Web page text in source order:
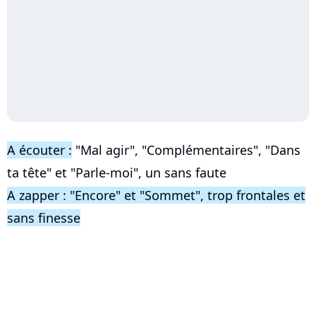
A écouter : "Mal agir", "Complémentaires", "Dans
ta tête" et "Parle-moi", un sans faute
A zapper : "Encore" et "Sommet", trop frontales et
sans finesse